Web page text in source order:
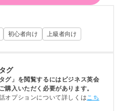
初心者向け 上級者向け
グ
グ」を閲覧するにはビジネス英会
購入いただく必要があります。
オプションについて詳しくはこち